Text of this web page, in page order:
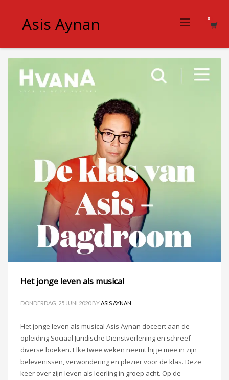
Asis Aynan
Het jonge leven als musical
DONDERDAG, 25 JUNI 2020 BYASIS AYNAN
Het jonge leven als musical Asis Aynan doceert aan de
opleiding Sociaal Juridische Dienstverlening en schreef
diverse boeken. Elke twee weken neemt hij je mee in zijn
belevenissen, verwondering en plezier voor de klas. Deze
keer over zijn leven als leerling in groep acht. Op de